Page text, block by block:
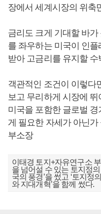
장에서 세계시장의 위축
금리도 크게 기대할 바가
를 좌우하는 미국이 인
받아 고금리를 유지할
객관적인 조건이 이렇다
보고 무리하게 시장에
미국을 포함한 글로벌
게 필요한 자세가 아닌
부소장
이태경 토지+자유연구소
을 넘어설 수 있는 토지정
국의 풍경’을 썼고 ‘토지정
와 지대개혁’을 함께 썼다.